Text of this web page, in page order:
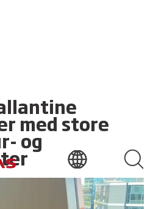
med store
og